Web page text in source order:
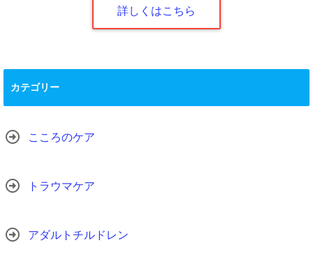
詳しくはこちら
カテゴリー
こころのケア
トラウマケア
アダルトチルドレン